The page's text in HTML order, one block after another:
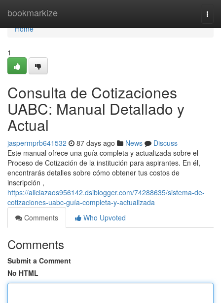
bookmarkize
Home
Home
1
Consulta de Cotizaciones
UABC: Manual Detallado y
Actual
jaspermprb641532 87 days ago News
Discuss
Este manual ofrece una guía completa y actualizada sobre el
Proceso de Cotización de la institución para aspirantes. En él,
encontrarás detalles sobre cómo obtener tus costos de
inscripción ,
https://aliciazaos956142.dsiblogger.com/74288635/sistema-de-
cotizaciones-uabc-guía-completa-y-actualizada
Comments
Who Upvoted
Comments
Submit a Comment
No HTML